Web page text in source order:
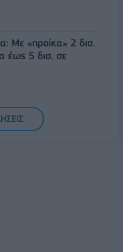
Με «προίκα» 2 δισ.
έως 5 δισ. σε
βρίσκεται η
μετάβαση